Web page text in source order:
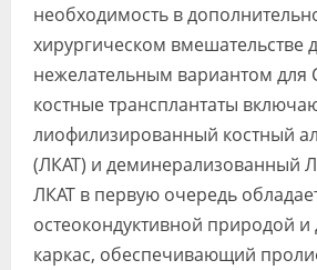
необходимость в
хирургическом вмешательстве
нежелательным вариантом для
костные трансплантаты
лиофилизированный костный
(ЛКАТ) и деминерализованный
ЛКАТ в первую очередь
остеокондуктивной природой и
каркас, обеспечивающий